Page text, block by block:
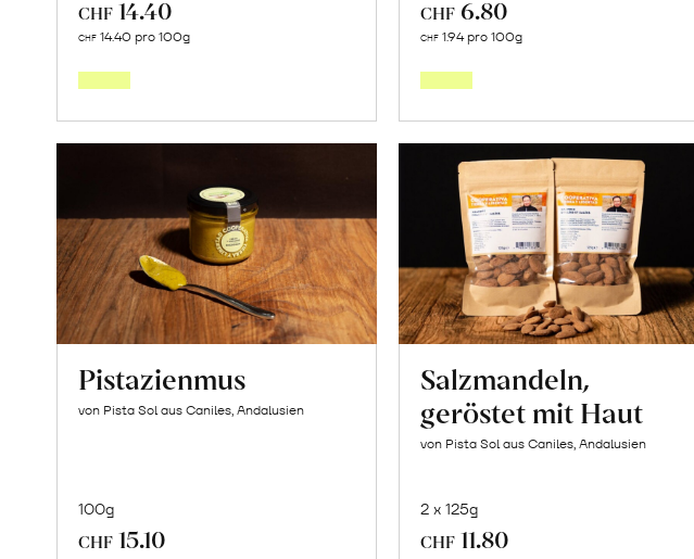
CHF 14.40
CHF 14.40 pro 100g
CHF 6.80
CHF 1.94 pro 100g
Pistazienmus
von Pista Sol aus Caniles, Andalusien
100g
CHF 15.10
Salzmandeln,
geröstet mit Haut
von Pista Sol aus Caniles, Andalusien
2 x 125g
CHF 11.80